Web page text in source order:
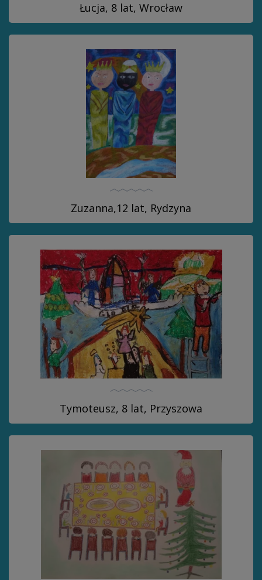
Łucja, 8 lat, Wrocław
Zuzanna,12 lat, Rydzyna
Tymoteusz, 8 lat, Przyszowa